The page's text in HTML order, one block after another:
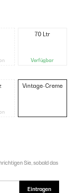
70 Ltr
Verfügbar
Vintage-Creme
Sie, sobald das
Eintragen